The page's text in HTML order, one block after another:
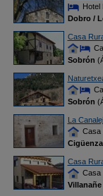
Hotel
Dobro /
Casa
Sobrón
Sobrón
La
Casa
Cigüenza
Casa
Casa
Villanañe